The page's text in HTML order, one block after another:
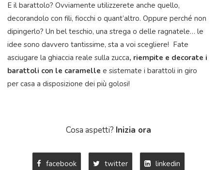
E il barattolo? Ovviamente utilizzerete anche quello,
decorandolo con fili, fiocchi o quant’altro. Oppure perché non
dipingerlo? Un bel teschio, una strega o delle ragnatele… le
idee sono davvero tantissime, sta a voi scegliere! Fate
asciugare la ghiaccia reale sulla zucca, riempite e decorate i
barattoli con le caramelle e sistemate i barattoli in giro
per casa a disposizione dei più golosi!
Cosa aspetti? Inizia ora
facebook twitter linkedin